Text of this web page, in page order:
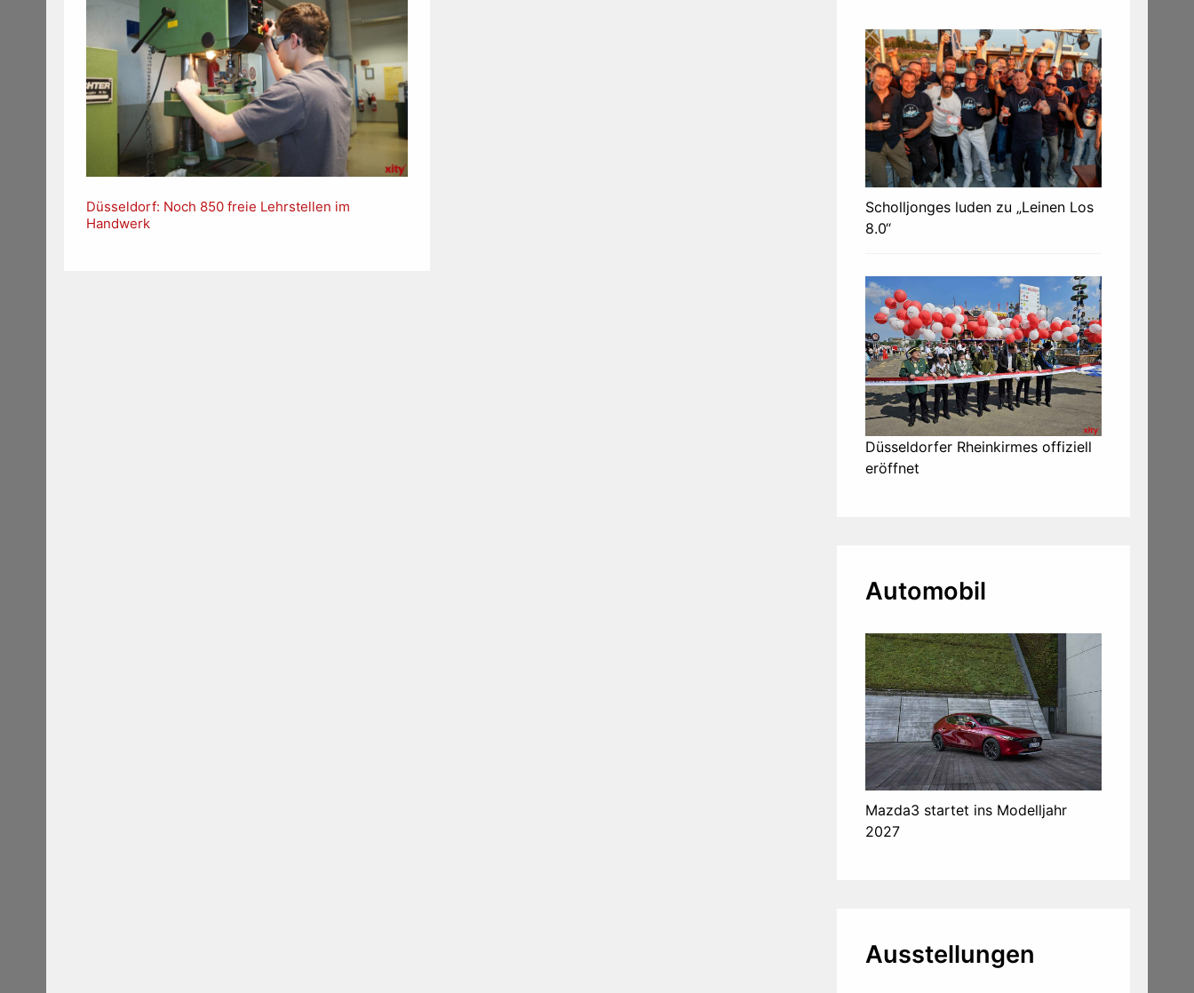
Düsseldorf: Noch 850 freie Lehrstellen im
Handwerk
Scholljonges luden zu „Leinen Los
8.0“
Düsseldorfer Rheinkirmes offiziell
eröffnet
Automobil
Mazda3 startet ins Modelljahr
2027
Ausstellungen